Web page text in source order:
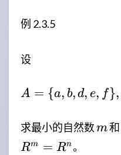
例 2.3.5
设
A = {a, b, d, e, f},
求最小的自然数m
m和
Rm = Rn。